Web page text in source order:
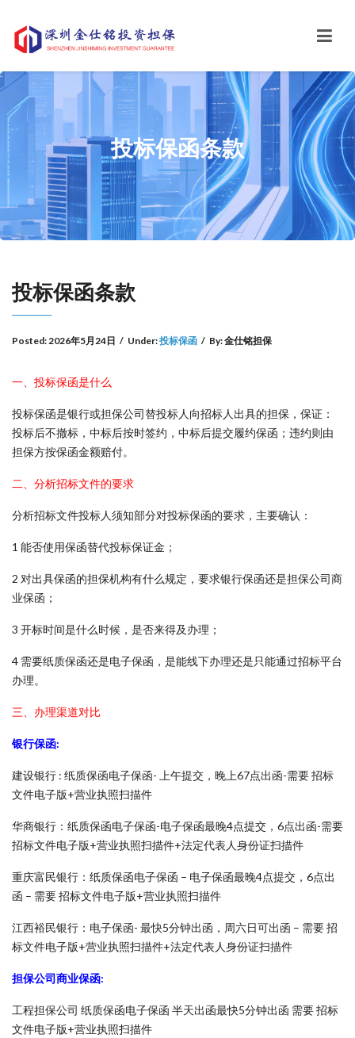
投标保函条款
投标保函条款
Posted:2026年5月24日 / Under:投标保函 / By:金仕铭担保
一、投标保函是什么
投标保函是银行或担保公司替投标人向招标人出具的担保，保证：
投标后不撤标，中标后按时签约，中标后提交履约保函；违约则由
担保方按保函金额赔付。
二、分析招标文件的要求
分析招标文件投标人须知部分对投标保函的要求，主要确认：
1 能否使用保函替代投标保证金；
2 对出具保函的担保机构有什么规定，要求银行保函还是担保公司商
业保函；
3 开标时间是什么时候，是否来得及办理；
4 需要纸质保函还是电子保函，是能线下办理还是只能通过招标平台
办理。
三、办理渠道对比
银行保函:
建设银行 : 纸质保函电子保函- 上午提交，晚上67点出函-需要 招标
文件电子版+营业执照扫描件
华商银行：纸质保函电子保函-电子保函最晚4点提交，6点出函-需要
招标文件电子版+营业执照扫描件+法定代表人身份证扫描件
重庆富民银行：纸质保函电子保函 – 电子保函最晚4点提交，6点出
函 – 需要 招标文件电子版+营业执照扫描件
江西裕民银行：电子保函- 最快5分钟出函，周六日可出函 – 需要 招
标文件电子版+营业执照扫描件+法定代表人身份证扫描件
担保公司商业保函:
工程担保公司 纸质保函电子保函 半天出函最快5分钟出函 需要 招标
文件电子版+营业执照扫描件